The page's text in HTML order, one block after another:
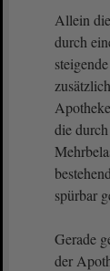
Allein
durch
die
spürbar
Gerade
der